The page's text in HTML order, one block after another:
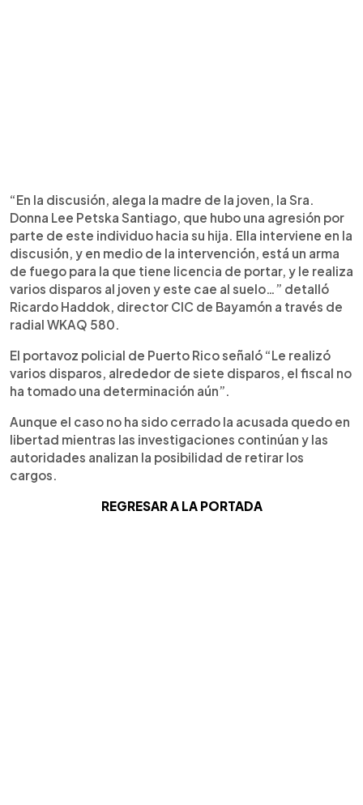
“En la discusión, alega la madre de la joven, la Sra.
Donna Lee Petska Santiago, que hubo una agresión por
parte de este individuo hacia su hija. Ella interviene en la
discusión, y en medio de la intervención, está un arma
de fuego para la que tiene licencia de portar, y le realiza
varios disparos al joven y este cae al suelo…” detalló
Ricardo Haddok, director CIC de Bayamón a través de
radial WKAQ 580.
El portavoz policial de Puerto Rico señaló “Le realizó
varios disparos, alrededor de siete disparos, el fiscal no
ha tomado una determinación aún”.
Aunque el caso no ha sido cerrado la acusada quedo en
libertad mientras las investigaciones continúan y las
autoridades analizan la posibilidad de retirar los
cargos.
REGRESAR A LA PORTADA